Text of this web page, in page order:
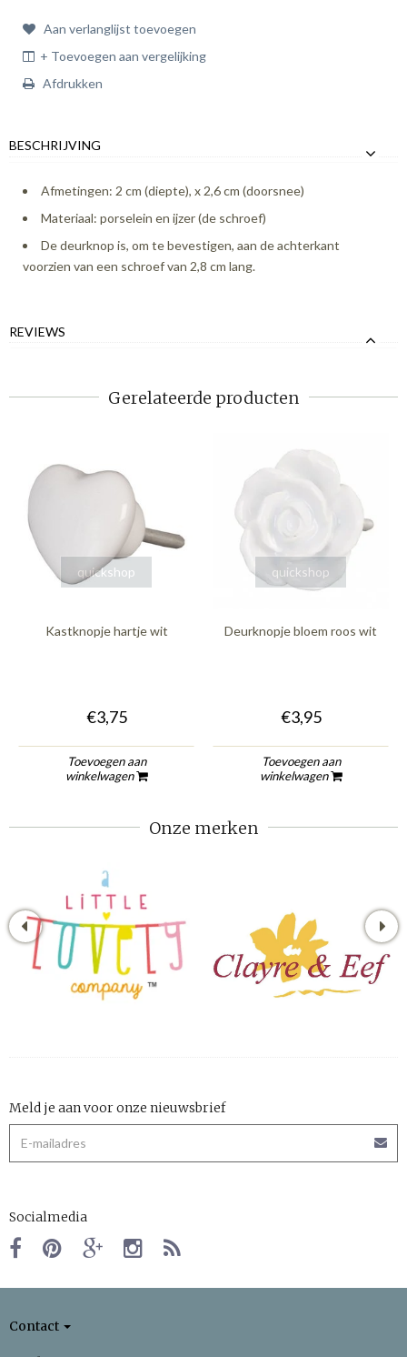
Aan verlanglijst toevoegen
+ Toevoegen aan vergelijking
Afdrukken
BESCHRIJVING
Afmetingen: 2 cm (diepte), x 2,6 cm (doorsnee)
Materiaal: porselein en ijzer (de schroef)
De deurknop is, om te bevestigen, aan de achterkant
voorzien van een schroef van 2,8 cm lang.
REVIEWS
Gerelateerde producten
quickshop
Kastknopje hartje wit
€3,75
Toevoegen aan
winkelwagen
quickshop
Deurknopje bloem roos wit
€3,95
Toevoegen aan
winkelwagen
Onze merken
Meld je aan voor onze nieuwsbrief
Socialmedia
Contact